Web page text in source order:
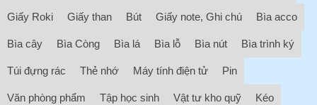
Giấy Roki Giấy than Bút Giấy note, Ghi chú Bìa acco
Bìa cây Bìa Còng Bìa lá Bìa lỗ Bìa nút Bìa trình ký
Túi đựng rác Thẻ nhớ Máy tính điện tử Pin
Văn phòng phẩm Tập học sinh Vật tư kho quỹ Kéo